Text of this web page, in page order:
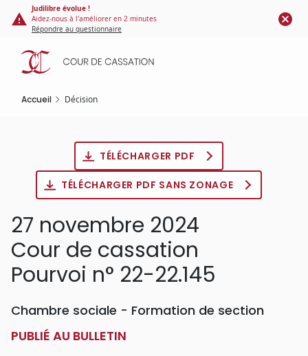
Panneau de gestion des cookies
contenu
principal
Judilibre évolue !
Aidez-nous à l'améliorer en 2 minutes
Répondre au questionnaire
Accueil Décision
TÉLÉCHARGER PDF
TÉLÉCHARGER PDF SANS ZONAGE
27 novembre 2024
Cour de cassation
Pourvoi n° 22-22.145
Chambre sociale - Formation de section
PUBLIÉ AU BULLETIN